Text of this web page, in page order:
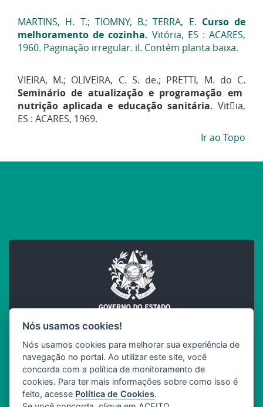
MARTINS, H. T.; TIOMNY, B.; TERRA, E. Curso de
melhoramento de cozinha. Vitória, ES : ACARES,
1960. Paginação irregular. il. Contém planta baixa.
VIEIRA, M.; OLIVEIRA, C. S. de.; PRETTI, M. do C.
Seminário de atualização e programação em
nutrição aplicada e educação sanitária. Vitia,
ES : ACARES, 1969.
Ir ao Topo
INCAPER
SEAG
Governo do Estado do Espírito Santo
Nós usamos cookies!
Nós usamos cookies para melhorar sua experiência de
navegação no portal. Ao utilizar este site, você
concorda com a política de monitoramento de
cookies. Para ter mais informações sobre como isso é
feito, acesse Política de Cookies.